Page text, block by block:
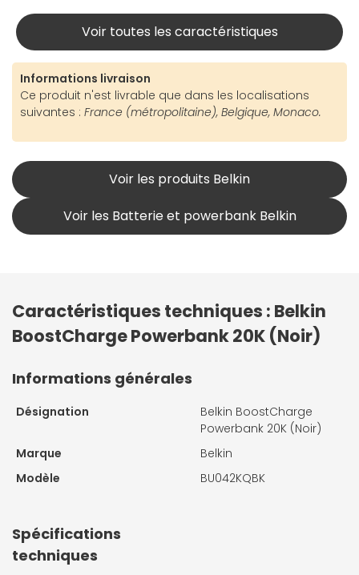
Voir toutes les caractéristiques
Informations livraison
Ce produit n'est livrable que dans les localisations
suivantes : France (métropolitaine), Belgique, Monaco.
Voir les produits Belkin
Voir les Batterie et powerbank Belkin
Caractéristiques techniques : Belkin
BoostCharge Powerbank 20K (Noir)
Informations générales
Désignation
Belkin BoostCharge
Powerbank 20K (Noir)
Marque
Belkin
Modèle
BU042KQBK
Spécifications
techniques